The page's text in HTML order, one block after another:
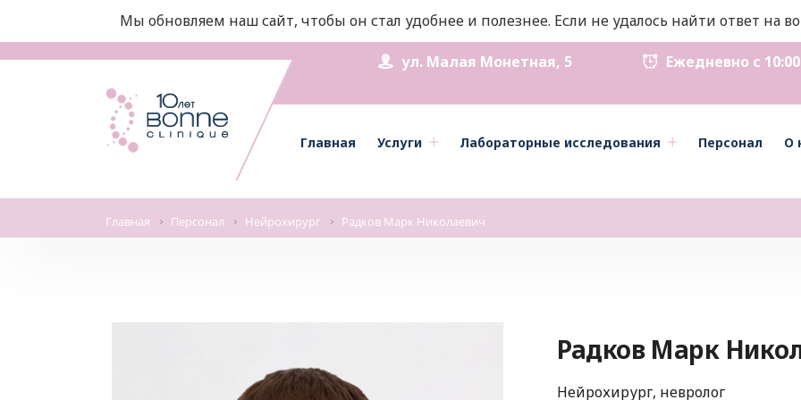
Мы обновляем наш сайт, чтобы он стал удобнее и полезнее. Если не удалось найти ответ на
ул. Малая Монетная, 5
Ежедневно с
Главная Услуги Лабораторные исследования Персонал О
Главная Персонал Нейрохирург Радков Марк Николаевич
Радков Марк
Нейрохирург, невролог